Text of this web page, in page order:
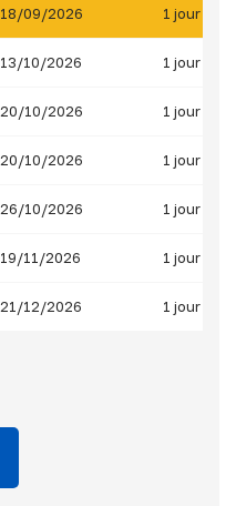
18/09/2026 1 jour
13/10/2026 1 jour
20/10/2026 1 jour
20/10/2026 1 jour
26/10/2026 1 jour
19/11/2026 1 jour
21/12/2026 1 jour